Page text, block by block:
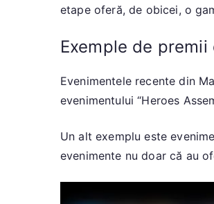
etape oferă, de obicei, o
Exemple de
Evenimentele recente din
evenimentului “Heroes
Un alt exemplu este
evenimente nu doar că au